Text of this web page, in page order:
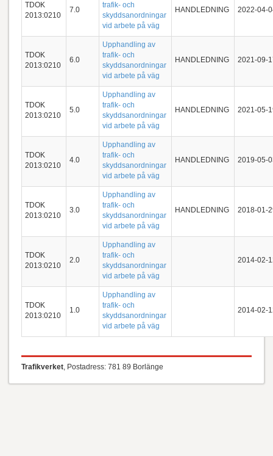
TDOK
2013:0210
7.0
trafik- och
skyddsanordningar
vid arbete på väg
HANDLEDNING 2022-04-
TDOK
2013:0210
6.0
Upphandling av
trafik- och
skyddsanordningar
vid arbete på väg
HANDLEDNING 2021-09-
TDOK
2013:0210
5.0
Upphandling av
trafik- och
skyddsanordningar
vid arbete på väg
HANDLEDNING 2021-05-
TDOK
2013:0210
4.0
Upphandling av
trafik- och
skyddsanordningar
vid arbete på väg
HANDLEDNING 2019-05-
TDOK
2013:0210
3.0
Upphandling av
trafik- och
skyddsanordningar
vid arbete på väg
HANDLEDNING 2018-01-
TDOK
2013:0210
2.0
Upphandling av
trafik- och
skyddsanordningar
vid arbete på väg
2014-02-
TDOK
2013:0210
1.0
Upphandling av
trafik- och
skyddsanordningar
vid arbete på väg
2014-02-
Trafikverket, Postadress: 781 89 Borlänge